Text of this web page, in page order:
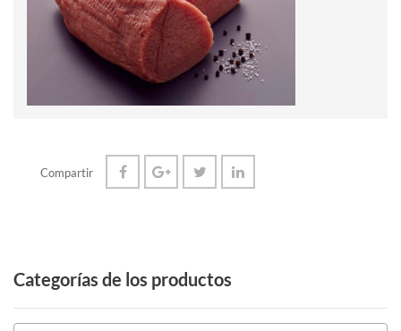
Compartir
Categorías de los productos